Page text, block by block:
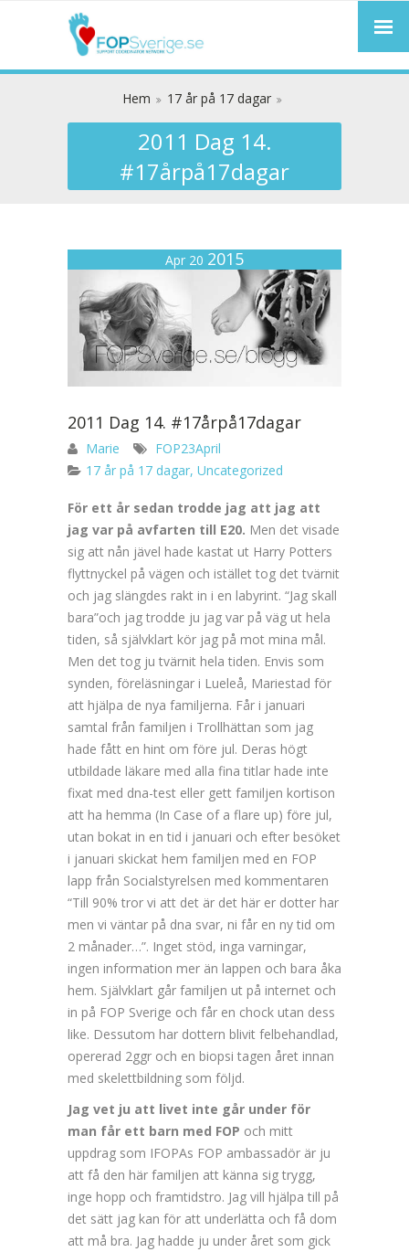
Hem 17 år på 17 dagar
2011 Dag 14.
#17årpå17dagar
Apr 20 2015
2011 Dag 14. #17årpå17dagar
Marie
FOP23April
17 år på 17 dagar, Uncategorized
För ett år sedan trodde jag att jag att
jag var på avfarten till E20. Men det visade
sig att nån jävel hade kastat ut Harry Potters
flyttnyckel på vägen och istället tog det tvärnit
och jag slängdes rakt in i en labyrint. “Jag skall
bara”och jag trodde ju jag var på väg ut hela
tiden, så självklart kör jag på mot mina mål.
Men det tog ju tvärnit hela tiden. Envis som
synden, föreläsningar i Lueleå, Mariestad för
att hjälpa de nya familjerna. Får i januari
samtal från familjen i Trollhättan som jag
hade fått en hint om före jul. Deras högt
utbildade läkare med alla fina titlar hade inte
fixat med dna-test eller gett familjen kortison
att ha hemma (In Case of a flare up) före jul,
utan bokat in en tid i januari och efter besöket
i januari skickat hem familjen med en FOP
lapp från Socialstyrelsen med kommentaren
“Till 90% tror vi att det är det här er dotter har
men vi väntar på dna svar, ni får en ny tid om
2 månader…”. Inget stöd, inga varningar,
ingen information mer än lappen och bara åka
hem. Självklart går familjen ut på internet och
in på FOP Sverige och får en chock utan dess
like. Dessutom har dottern blivit felbehandlad,
opererad 2ggr och en biopsi tagen året innan
med skelettbildning som följd.
Jag vet ju att livet inte går under för
man får ett barn med FOP och mitt
uppdrag som IFOPAs FOP ambassadör är ju
att få den här familjen att känna sig trygg,
inge hopp och framtidstro. Jag vill hjälpa till på
det sätt jag kan för att underlätta och få dom
att må bra. Jag hadde ju under året som gick